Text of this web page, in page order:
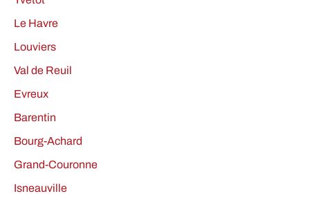
Le Havre
Louviers
Val de Reuil
Evreux
Barentin
Bourg-Achard
Grand-Couronne
Isneauville